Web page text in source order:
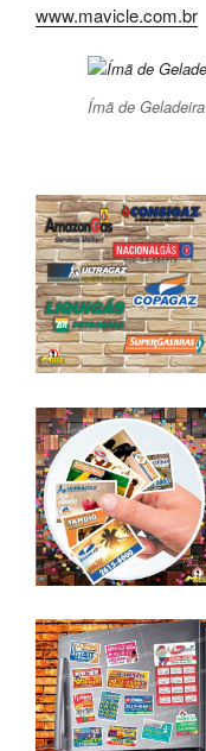
www.mavicle.com.br
Ímã de Geladeira